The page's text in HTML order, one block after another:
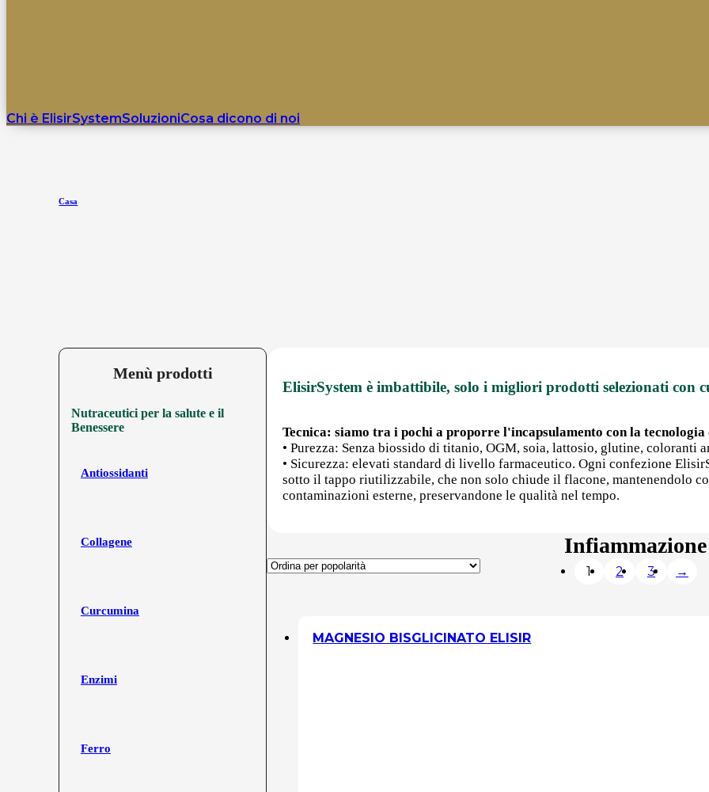
Chi è ElisirSystemSoluzioniCosa dicono di noi
Casa
Menù prodotti
Nutraceutici per la salute e il
Benessere
Antiossidanti
Collagene
Curcumina
Enzimi
Ferro
ElisirSystem è imbattibile, solo i migliori prodotti selezionati con
Tecnica: siamo tra i pochi a proporre l'incapsulamento con la
• Purezza: Senza biossido di titanio, OGM, soia, lattosio, glutine,
• Sicurezza: elevati standard di livello farmaceutico. Ogni confezione
sotto il tappo riutilizzabile, che non solo chiude il flacone, mantenendolo
contaminazioni esterne, preservandone le qualità nel tempo.
Infiammazione
1 2 3 →
MAGNESIO BISGLICINATO ELISIR